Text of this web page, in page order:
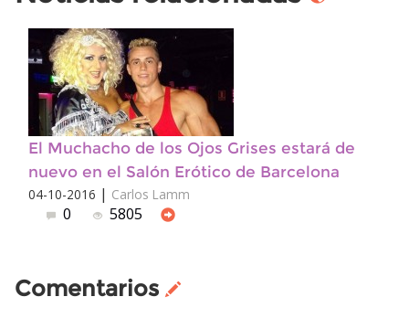
El Muchacho de los Ojos Grises estará de
nuevo en el Salón Erótico de Barcelona
04-10-2016 | Carlos Lamm
0 5805
Comentarios